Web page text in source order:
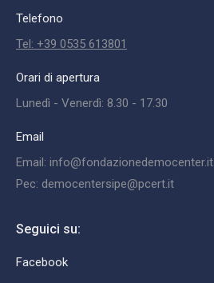
Telefono
Tel: +39 0535 613801
Orari di apertura
Lunedì - Venerdì: 8.30 - 17.30
Email
Email: info@fondazionedemocenter.it
Pec: democentersipe@pcert.it
Seguici su:
Facebook